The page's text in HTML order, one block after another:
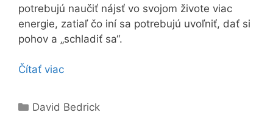
potrebujú naučiť nájsť vo svojom živote viac
energie, zatiaľ čo iní sa potrebujú uvoľniť, dať si
pohov a „schladiť sa“.
Čítať viac
Kategórie
David Bedrick